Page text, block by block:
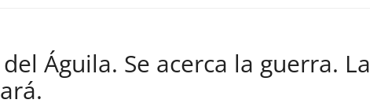
Águila. Se acerca la guerra. La